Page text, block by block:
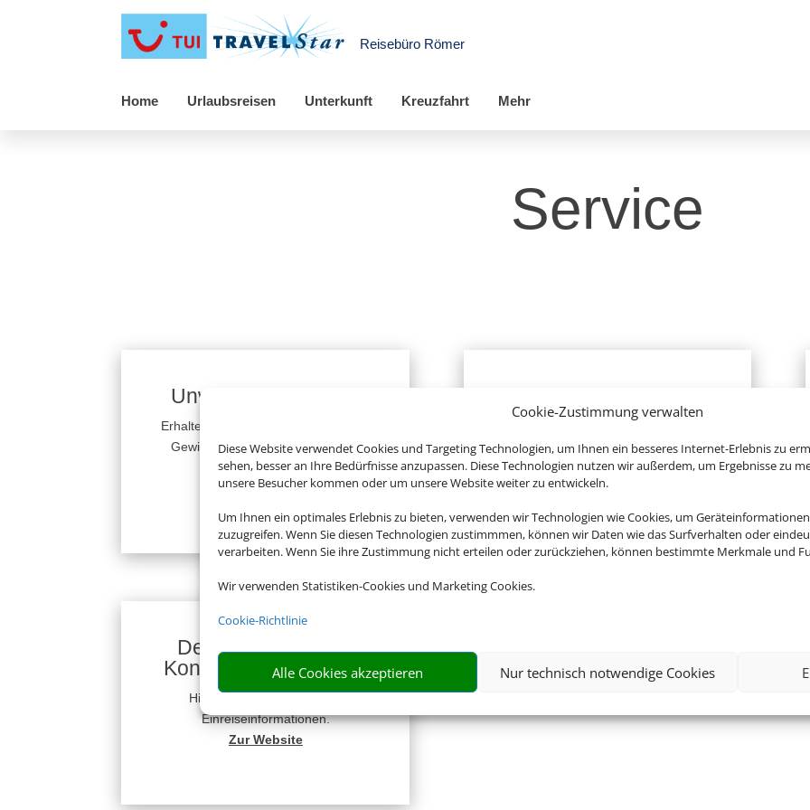
Cookie-Zustimmung verwalten
Diese Website verwendet Cookies und Targeting Technologien, um Ihnen ein besseres Internet-Erlebnis zu
sehen, besser an Ihre Bedürfnisse anzupassen. Diese Technologien nutzen wir außerdem, um Ergebnisse zu
unsere Besucher kommen oder um unsere Website weiter zu entwickeln.
Um Ihnen ein optimales Erlebnis zu bieten, verwenden wir Technologien wie Cookies, um
zuzugreifen. Wenn Sie diesen Technologien zustimmmen, können wir Daten wie das Surfverhalten oder
verarbeiten. Wenn Sie ihre Zustimmung nicht erteilen oder zurückziehen, können bestimmte Merkmale und
Wir verwenden Statistiken-Cookies und Marketing Cookies.
Cookie-Richtlinie
Alle Cookies akzeptieren Nur technisch notwendige Cookies
Reisebüro Römer
Home Urlaubsreisen Unterkunft Kreuzfahrt Mehr
Service
Unwetterwarnungen
Erhalten Sie Warnungen über Hagel,
Gewitter, Schnee, Eis und Sturm,
Unwetter, Bundesweit.
Zur Website
reisemedizinische Beratung für Ihr
Ferienziel.
Zur Website
Deutsche Visa und
Konsular Gesellschaft
Hier erhalten Sie Visa- und
Einreiseinformationen.
Zur Website